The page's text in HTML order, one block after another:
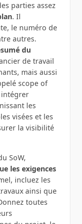
parties assez
. Il
le numéro de
autres.
du
de travail
mais aussi
scope of
intégrer
les
visées et les
la visibilité
SoW,
les exigences
incluez les
ainsi que
toutes